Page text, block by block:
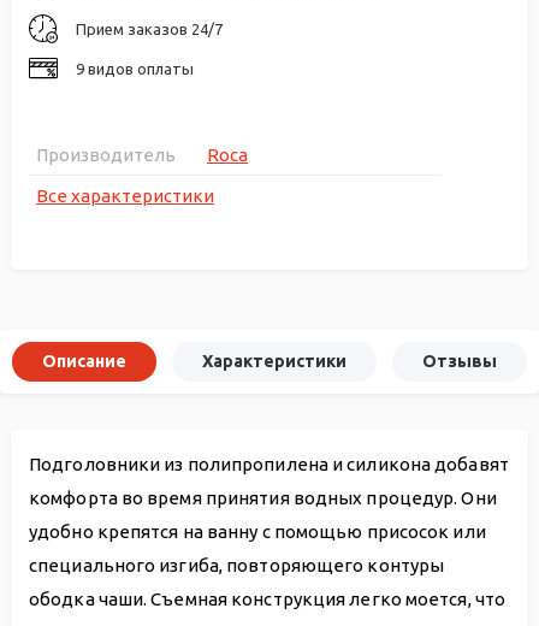
Прием заказов 24/7
9 видов оплаты
Производитель
Roca
Все характеристики
Описание Характеристики Отзывы
Подголовники из полипропилена и силикона добавят
комфорта во время принятия водных процедур. Они
удобно крепятся на ванну с помощью присосок или
специального изгиба, повторяющего контуры
ободка чаши. Съемная конструкция легко моется, что